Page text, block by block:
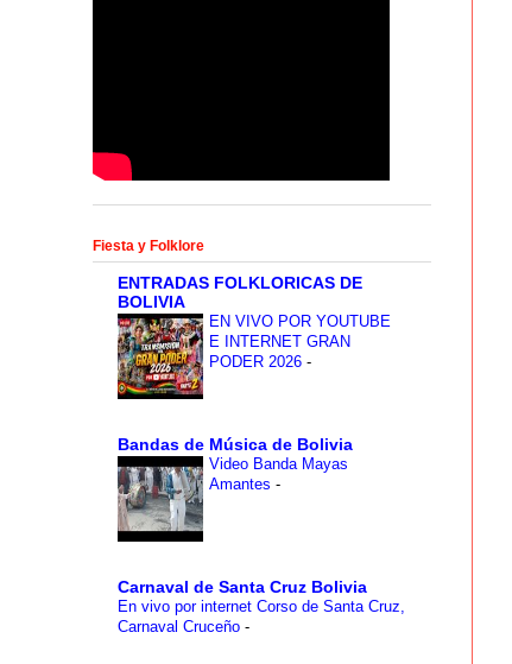
Fiesta y Folklore
ENTRADAS FOLKLORICAS DE
BOLIVIA
EN VIVO POR YOUTUBE
E INTERNET GRAN
PODER 2026 -
Bandas de Música de Bolivia
Video Banda Mayas
Amantes -
Carnaval de Santa Cruz Bolivia
En vivo por internet Corso de Santa Cruz,
Carnaval Cruceño -